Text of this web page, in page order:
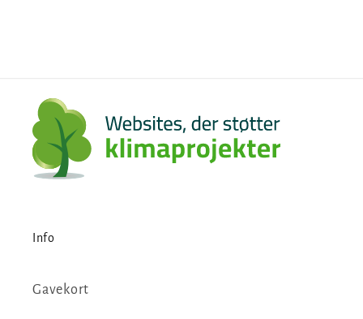
Info
Gavekort